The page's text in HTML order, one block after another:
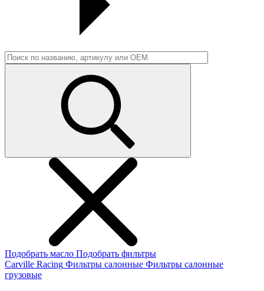
Подобрать масло Подобрать фильтры
Carville Racing Фильтры салонные Фильтры салонные
грузовые